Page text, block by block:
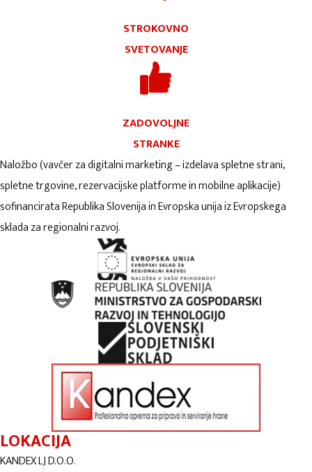
STROKOVNO
SVETOVANJE
ZADOVOLJNE
STRANKE
Naložbo (vavčer za digitalni marketing – izdelava spletne strani,
spletne trgovine, rezervacijske platforme in mobilne aplikacije)
sofinancirata Republika Slovenija in Evropska unija iz Evropskega
sklada za regionalni razvoj.
LOKACIJA
KANDEX LJ D.O.O.